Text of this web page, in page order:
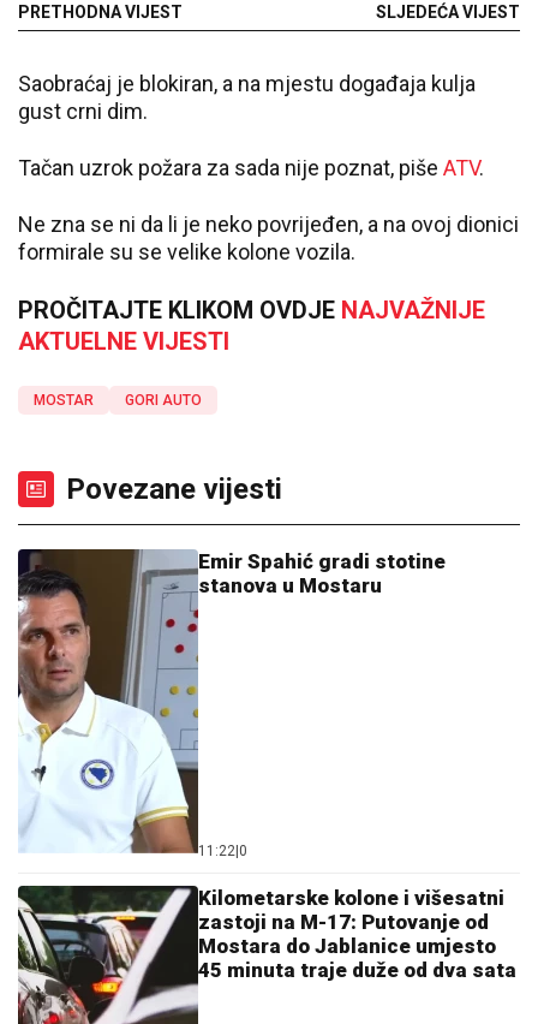
PRETHODNA VIJEST SLJEDEĆA VIJEST
Saobraćaj je blokiran, a na mjestu događaja kulja
gust crni dim.
Tačan uzrok požara za sada nije poznat, piše ATV.
Ne zna se ni da li je neko povrijeđen, a na ovoj dionici
formirale su se velike kolone vozila.
PROČITAJTE KLIKOM OVDJE NAJVAŽNIJE
AKTUELNE VIJESTI
MOSTAR GORI AUTO
Povezane vijesti
Emir Spahić gradi stotine
stanova u Mostaru
11:22 0
Kilometarske kolone i višesatni
zastoji na M-17: Putovanje od
Mostara do Jablanice umjesto
45 minuta traje duže od dva sata